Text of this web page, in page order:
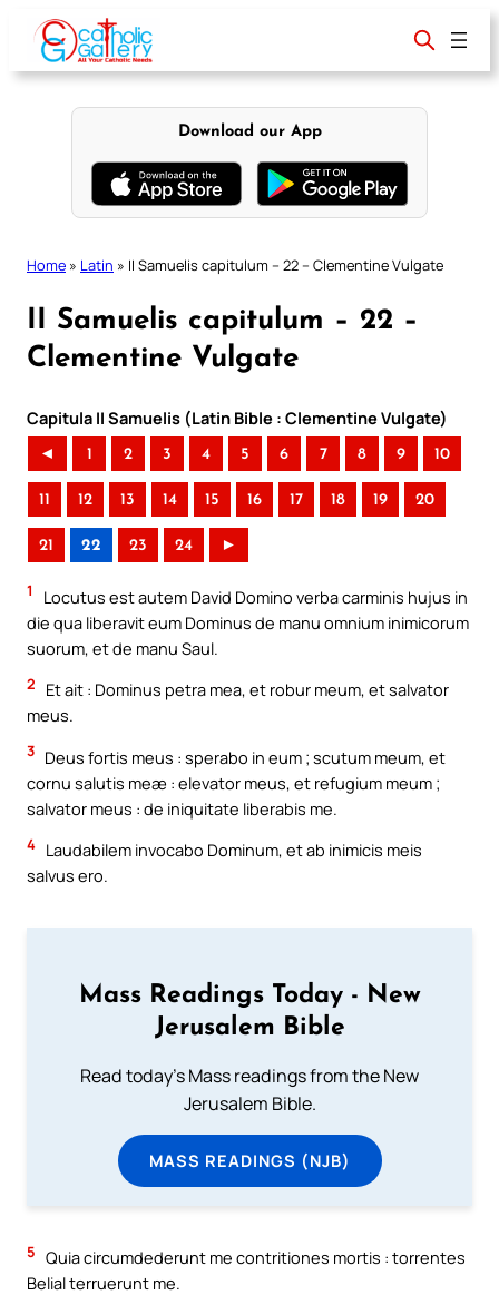
content
Download our App
Home » Latin » II Samuelis capitulum – 22 – Clementine Vulgate
II Samuelis capitulum – 22 –
Clementine Vulgate
Capitula II Samuelis (Latin Bible : Clementine Vulgate)
◄ 1 2 3 4 5 6 7 8 9 10
11 12 13 14 15 16 17 18 19 20
21 22 23 24 ►
1
Locutus est autem David Domino verba carminis hujus in
die qua liberavit eum Dominus de manu omnium inimicorum
suorum, et de manu Saul.
2
Et ait : Dominus petra mea, et robur meum, et salvator
meus.
3 Deus fortis meus : sperabo in eum ; scutum meum, et
cornu salutis meæ : elevator meus, et refugium meum ;
salvator meus : de iniquitate liberabis me.
4 Laudabilem invocabo Dominum, et ab inimicis meis
salvus ero.
Mass Readings Today - New
Jerusalem Bible
Read today's Mass readings from the New
Jerusalem Bible.
MASS READINGS (NJB)
5 Quia circumdederunt me contritiones mortis : torrentes
Belial terruerunt me.